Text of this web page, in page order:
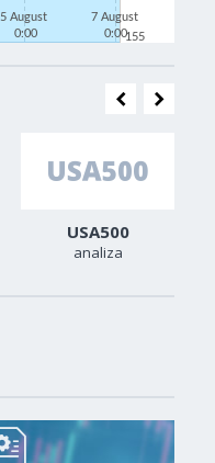
5 August
0:00
7 August
0:00155
USA500
analiza